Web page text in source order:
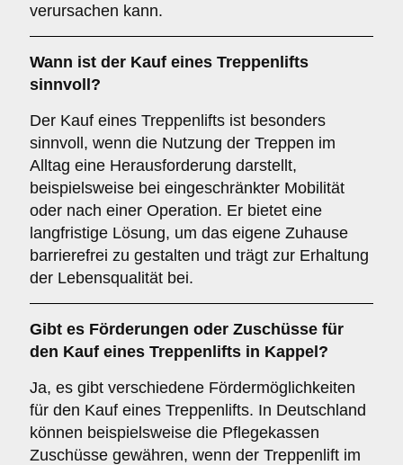
verursachen kann.
Wann ist der Kauf eines Treppenlifts
sinnvoll?
Der Kauf eines Treppenlifts ist besonders
sinnvoll, wenn die Nutzung der Treppen im
Alltag eine Herausforderung darstellt,
beispielsweise bei eingeschränkter Mobilität
oder nach einer Operation. Er bietet eine
langfristige Lösung, um das eigene Zuhause
barrierefrei zu gestalten und trägt zur Erhaltung
der Lebensqualität bei.
Gibt es Förderungen oder Zuschüsse für
den Kauf eines Treppenlifts in Kappel?
Ja, es gibt verschiedene Fördermöglichkeiten
für den Kauf eines Treppenlifts. In Deutschland
können beispielsweise die Pflegekassen
Zuschüsse gewähren, wenn der Treppenlift im